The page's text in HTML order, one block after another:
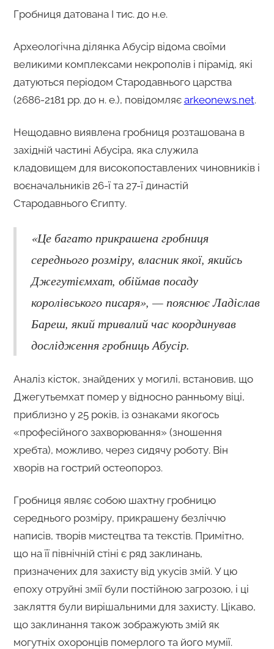
Гробниця датована І тис. до н.е.
Археологічна ділянка Абусір відома своїми
великими комплексами некрополів і пірамід, які
датуються періодом Стародавнього царства
(2686-2181 рр. до н. е.), повідомляє arkeonews.net.
Нещодавно виявлена ​​гробниця розташована в
західній частині Абусіра, яка служила
кладовищем для високопоставлених чиновників і
воєначальників 26-ї та 27-ї династій
Стародавнього Єгипту.
«Це багато прикрашена гробниця
середнього розміру, власник якої, якийсь
Джегутіємхат, обіймав посаду
королівського писаря», — пояснює Ладіслав
Бареш, який тривалий час координував
дослідження гробниць Абусір.
Аналіз кісток, знайдених у могилі, встановив, що
Джегутьемхат помер у відносно ранньому віці,
приблизно у 25 років, із ознаками якогось
«професійного захворювання» (зношення
хребта), можливо, через сидячу роботу. Він
хворів на гострий остеопороз.
Гробниця являє собою шахтну гробницю
середнього розміру, прикрашену безліччю
написів, творів мистецтва та текстів. Примітно,
що на її північній стіні є ряд заклинань,
призначених для захисту від укусів змій. У цю
епоху отруйні змії були постійною загрозою, і ці
закляття були вирішальними для захисту. Цікаво,
що заклинання також зображують змій як
могутніх охоронців померлого та його мумії.